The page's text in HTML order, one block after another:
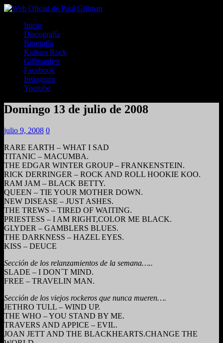
Inicio
Discografía
Biografía
Kultura Rock
Gillmanfest
Facebook
Instagram
Youtube
Domingo 13 de julio de 2008
julio 9, 2008 0
RARE EARTH – WHAT I SAD
TITANIC – MACUMBA.
THE EDGAR WINTER GROUP – FRANKENSTEIN.
RICK DERRINGER – ROCK AND ROLL HOOKIE KOO.
RAM JAM – BLACK BETTY.
QUEEN – TIE YOUR MOTHER DOWN.
NEW DISEASE – JUST ASHES.
THE TREWS – TIRED OF WAITING.
PRIESTESS – I AM RIGHT,COLOR ME BLACK.
GLYDER – GAMBLERS BLUES.
THE DARKNESS – HAZEL EYES.
KISS – DEUCE
Sección de los relanzamientos de la semana…..
SLADE – I DON´T MIND.
FREE – TRAVELIN MAN.
Sección de los viejos rockeros que nunca mueren….
JETHRO TULL – WIND UP.
THE WHO – YOU STAND BY ME.
TRAVERS AND APPICE – EVIL.
JOAN JETT AND THE BLACKHEARTS.CHANGE THE